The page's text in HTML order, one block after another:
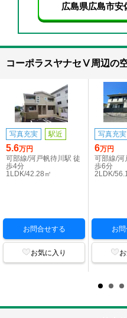
広島県広島市安
コーポラスヤナセⅤ周辺の
写真充実 駅近
5.6万円
可部線/河戸帆待川駅 徒
歩4分
1LDK/42.28㎡
お問合せする
お気に入り
写真充実
6万円
可部線/河
歩6分
2LDK/
お